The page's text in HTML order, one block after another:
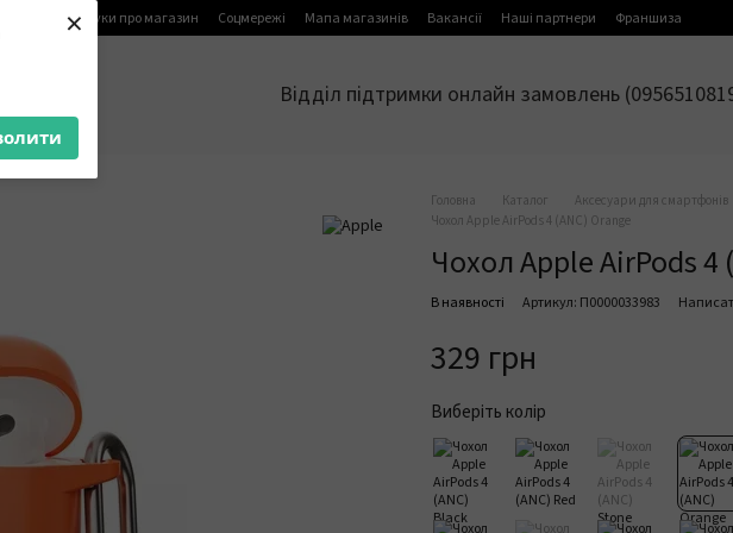
×
Відгуки про магазин Соцмережі Мапа магазинів Вакансії Наші партнери Франшиза
Відділ підтримки онлайн замовлень
Головна Каталог Аксесуари для смартфонів
Чохол Apple AirPods 4 (ANC) Orange
Чохол Apple AirPods 4
В наявності Артикул: П0000033983
329 грн
Виберіть колір